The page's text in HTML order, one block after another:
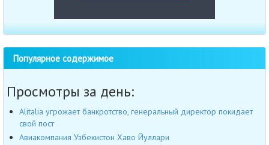
Популярное содержимое
Просмотры за день:
Alitalia угрожает банкротство, генеральный директор покидает
свой пост
Авиакомпания Узбекистон Хаво Йуллари